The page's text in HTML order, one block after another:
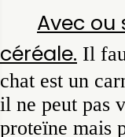
Avec ou
céréale. Il
chat est un
il ne peut pas
proteïne mais